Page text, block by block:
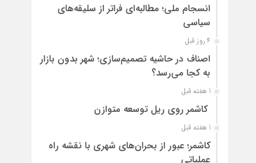
انسجام ملی؛ مطالبه‌ای فراتر از سلیقه‌های
سیاسی
4 روز قبل
اصناف در حاشیه تصمیم‌سازی؛ شهر بدون بازار
به کجا می‌رسد؟
1 هفته قبل
کاشمر روی ریل توسعه متوازن
1 هفته قبل
کاشمر؛ عبور از بحران‌های شهری با نقشه راه
عملیاتی